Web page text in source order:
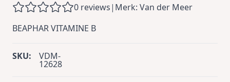
0 reviews| Merk: Van der Meer
BEAPHAR VITAMINE B
SKU: VDM-
12628